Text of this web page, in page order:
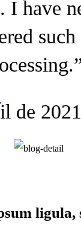
I have
such
de 2021
ligula,